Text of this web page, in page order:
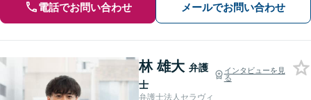
電話でお問い合わせ メールでお問い合わせ
林 雄大 弁護
士
インタビューを見
る
弁護士法人セラヴィ